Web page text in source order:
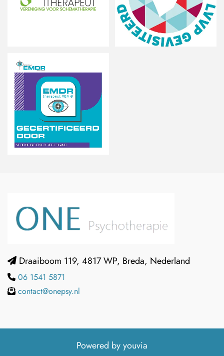
 Draaiboom 119, 4817 WP, Breda, Nederland
 06 1541 5871
 contact@onepsy.nl
Powered byyouvia